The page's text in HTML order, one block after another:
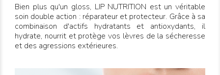
Bien plus qu'un gloss, LIP NUTRITION est un véritable
soin double action : réparateur et protecteur. Grâce à sa
combinaison d'actifs hydratants et antioxydants, il
hydrate, nourrit et protège vos lèvres de la sécheresse
et des agressions extérieures.